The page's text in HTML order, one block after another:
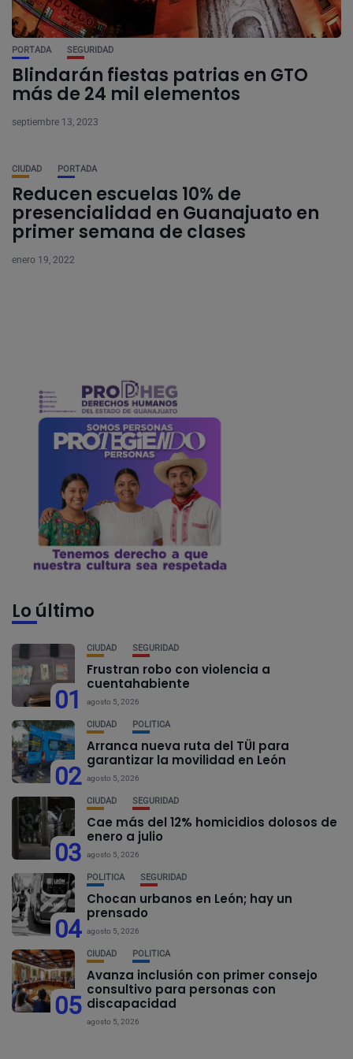
PORTADA SEGURIDAD
Blindarán fiestas patrias en GTO
más de 24 mil elementos
septiembre 13, 2023
CIUDAD PORTADA
Reducen escuelas 10% de
presencialidad en Guanajuato en
primer semana de clases
enero 19, 2022
Lo último
01
CIUDAD SEGURIDAD
Frustran robo con violencia a
cuentahabiente
agosto 5, 2026
02
CIUDAD POLÍTICA
Arranca nueva ruta del TÜI para
garantizar la movilidad en León
agosto 5, 2026
03
CIUDAD SEGURIDAD
Cae más del 12% homicidios dolosos de
enero a julio
agosto 5, 2026
04
POLÍTICA SEGURIDAD
Chocan urbanos en León; hay un
prensado
agosto 5, 2026
05
CIUDAD POLÍTICA
Avanza inclusión con primer consejo
consultivo para personas con
discapacidad
agosto 5, 2026